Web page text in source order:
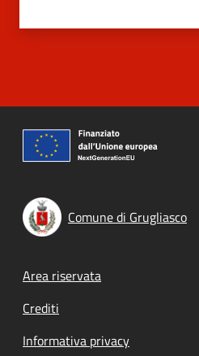
Comune di Grugliasco
Footer menu
Area riservata
Crediti
Informativa privacy